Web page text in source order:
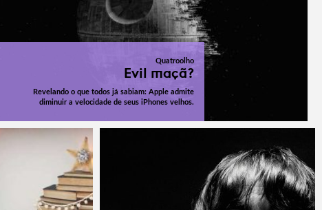
Quatroolho
Evil maçã?
Revelando o que todos já sabiam: Apple admite
diminuir a velocidade de seus iPhones velhos.